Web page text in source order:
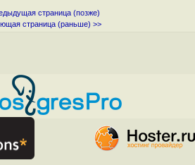
страница (позже)
страница (раньше) >>